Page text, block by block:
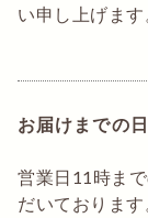
い申し上げます
お届けまでの
営業日11時ま
だいておりま